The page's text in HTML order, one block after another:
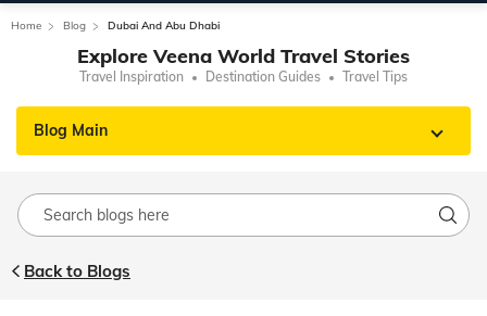
Home Blog Dubai And Abu Dhabi
Explore Veena World Travel Stories
Travel Inspiration Destination Guides Travel Tips
Blog Main
Back to Blogs